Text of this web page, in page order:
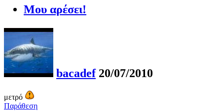
Μου αρέσει!
bacadef 20/07/2010
μετρό
Παράθεση